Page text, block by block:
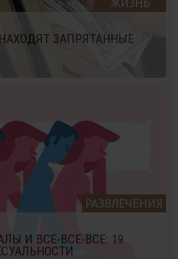
ЗАПРЯТАННЫЕ
РАЗВЛЕЧЕНИЯ
И ВСЕ-ВСЕ-ВСЕ: 19